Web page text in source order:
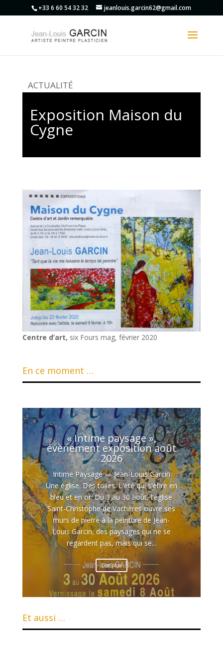
+33 6 60 54 32 32 jeanlouis.garcin62@gmail.com
ACTUALITÉ
Exposition Maison du
Cygne
Centre d’art, six Fours mag, février 2020
En ce moment …
« Intime paysage »,
évènement exposition août
2026
Intime Paysage — Jean-Louis Garcin
Une église. Des toiles. L'été qui s'étire en
bleu et en or. Du 3 au 30 août, l'église
Saint-Christophe de Vachères ouvre ses
murs de pierre à la peinture de Jean-
Louis Garcin, des paysages qui ne se
regardent pas, mais qui se...
Lire plus
Et aussi …